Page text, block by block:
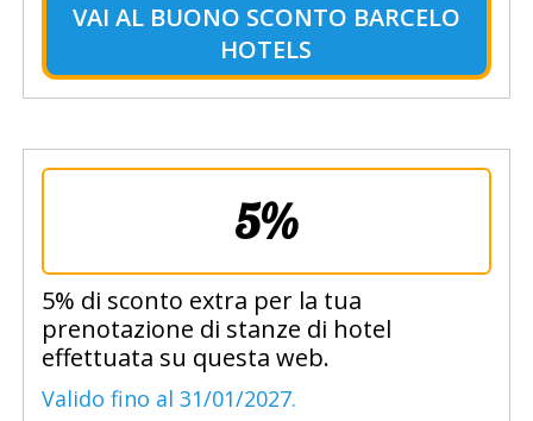
VAI AL BUONO SCONTO BARCELO
HOTELS
5%
5% di sconto extra per la tua
prenotazione di stanze di hotel
effettuata su questa web.
Valido fino al 31/01/2027.